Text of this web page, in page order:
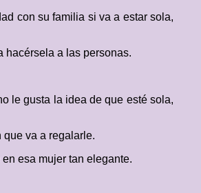
con su familia si va a estar sola,
hacérsela a las personas.
le gusta la idea de que esté sola,
va a regalarle.
esa mujer tan elegante.